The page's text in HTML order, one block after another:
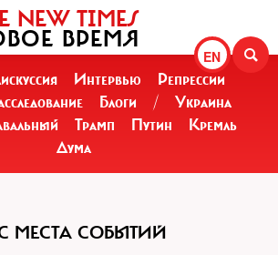
EN
NEW TIMES
ВРЕМЯ
Интервью
Репрессии
Блоги /
Украина
Трамп Путин
Кремль
Дума
МЕСТА СОБЫТИЙ